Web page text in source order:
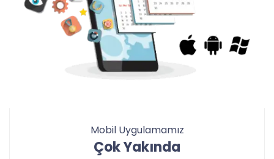
Mobil Uygulamamız
Çok Yakında